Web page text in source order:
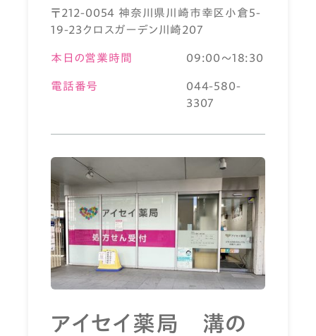
〒212-0054 神奈川県川崎市幸区小倉5-
19-23クロスガーデン川崎207
本日の営業時間 09:00～18:30
電話番号
044-580-
3307
アイセイ薬局 溝の